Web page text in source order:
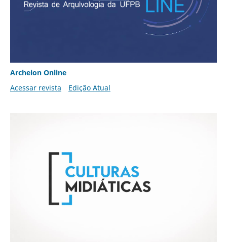
Archeion Online
Acessar revista
Edição Atual